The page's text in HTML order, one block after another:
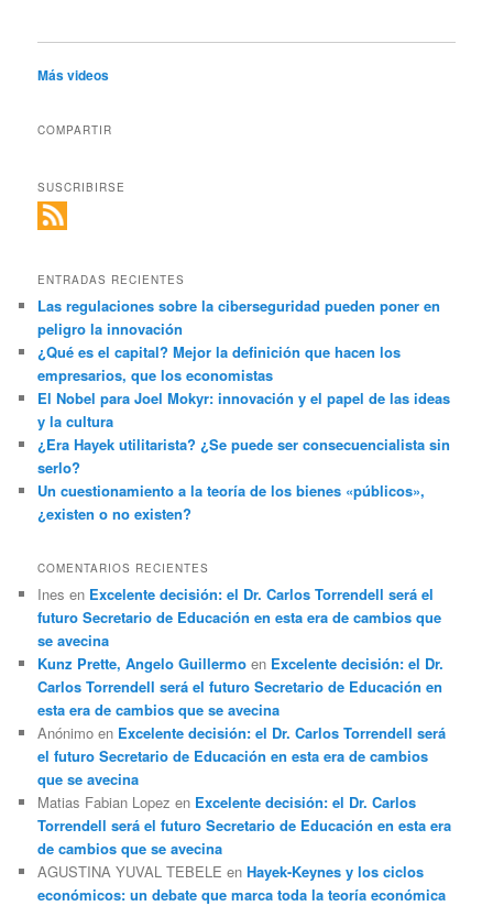
Más videos
COMPARTIR
SUSCRIBIRSE
ENTRADAS RECIENTES
Las regulaciones sobre la ciberseguridad pueden poner en
peligro la innovación
¿Qué es el capital? Mejor la definición que hacen los
empresarios, que los economistas
El Nobel para Joel Mokyr: innovación y el papel de las ideas
y la cultura
¿Era Hayek utilitarista? ¿Se puede ser consecuencialista sin
serlo?
Un cuestionamiento a la teoría de los bienes «públicos»,
¿existen o no existen?
COMENTARIOS RECIENTES
Ines en Excelente decisión: el Dr. Carlos Torrendell será el
futuro Secretario de Educación en esta era de cambios que
se avecina
Kunz Prette, Angelo Guillermo en Excelente decisión: el Dr.
Carlos Torrendell será el futuro Secretario de Educación en
esta era de cambios que se avecina
Anónimo en Excelente decisión: el Dr. Carlos Torrendell será
el futuro Secretario de Educación en esta era de cambios
que se avecina
Matias Fabian Lopez en Excelente decisión: el Dr. Carlos
Torrendell será el futuro Secretario de Educación en esta era
de cambios que se avecina
AGUSTINA YUVAL TEBELE enHayek-Keynes y los ciclos
económicos: un debate que marca toda la teoría económica